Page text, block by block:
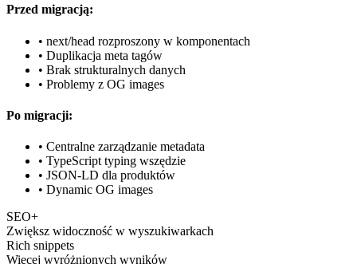
Przed migracją:
• next/head rozproszony w komponentach
• Duplikacja meta tagów
• Brak strukturalnych danych
• Problemy z OG images
Po migracji:
• Centralne zarządzanie metadata
• TypeScript typing wszędzie
• JSON-LD dla produktów
• Dynamic OG images
SEO+
Zwiększ widoczność w wyszukiwarkach
Rich snippets
Więcej wyróżnionych wyników